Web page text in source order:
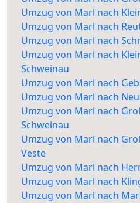
Umzug von Marl nach
Umzug von Marl nach
Umzug von Marl nach
Umzug von Marl nach
Schweinau
Umzug von Marl nach
Umzug von Marl nach
Umzug von Marl nach
Schweinau
Umzug von Marl nach
Veste
Umzug von Marl nach
Umzug von Marl nach
Umzug von Marl nach